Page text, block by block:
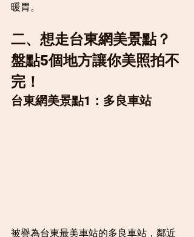
暖胃。
二、想走台東網美景點？
盤點5個地方讓你美照拍不
完！
台東網美景點1：多良車站
被譽為台東最美車站的多良車站，鄰近